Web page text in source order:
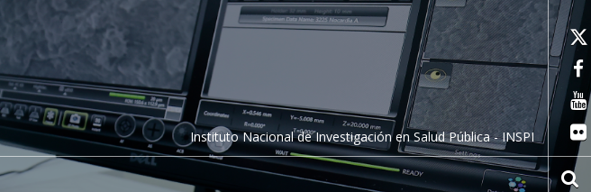
Instituto Nacional de Investigación en Salud Pública - INSPI